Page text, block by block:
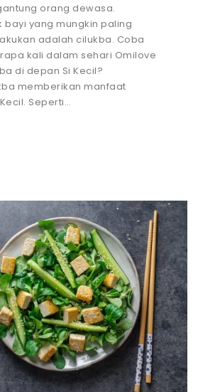
orang dewasa.
bayi yang mungkin paling
adalah cilukba. Coba
kali dalam sehari Omilove
di depan Si Kecil?
memberikan manfaat
Seperti…